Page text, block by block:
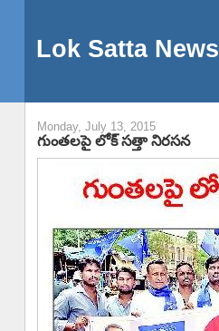
Lok Satta News
Monday, July 13, 2015
గుంతలపై లోక్ సత్తా నిరసన